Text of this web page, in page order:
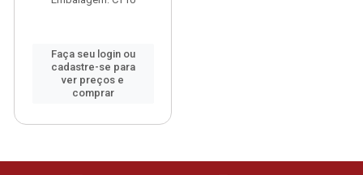
Faça seu login ou
cadastre-se para
ver preços e
comprar